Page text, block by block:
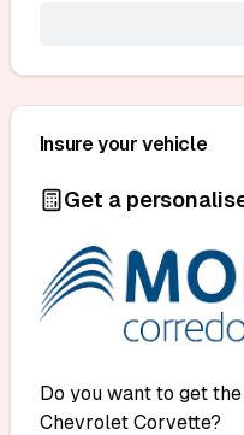
Insure your vehicle
Get a
Do you want to get
Chevrolet Corvette?